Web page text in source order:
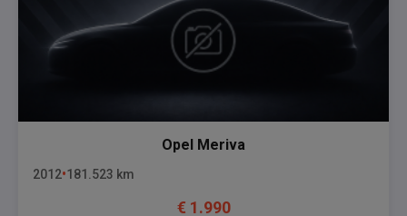
Opel Meriva
2012 181.523 km
€ 1.990